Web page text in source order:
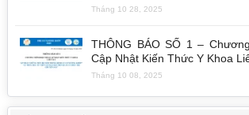
Tháng 10 28, 2025
THÔNG BÁO SỐ 1 –
Cập Nhật Kiến Thức Y Khoa
Tháng 10 08, 2025